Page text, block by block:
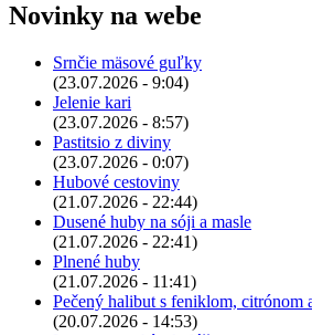
Novinky na webe
Srnčie mäsové guľky
(23.07.2026 - 9:04)
Jelenie kari
(23.07.2026 - 8:57)
Pastitsio z diviny
(23.07.2026 - 0:07)
Hubové cestoviny
(21.07.2026 - 22:44)
Dusené huby na sóji a masle
(21.07.2026 - 22:41)
Plnené huby
(21.07.2026 - 11:41)
Pečený halibut s feniklom, citrónom
(20.07.2026 - 14:53)